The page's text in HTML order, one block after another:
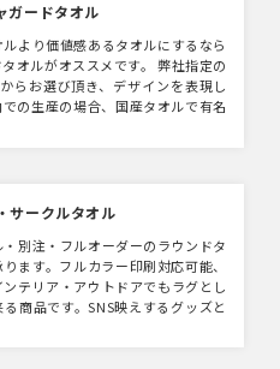
ガードタオル
より価値感あるタオルにするなら
オルがオススメです。 弊社指定の
らお選び頂き、デザインを表現し
の生産の場合、国産タオルで有名
サークルタオル
別注・フルオーダーのラウンドタ
ます。フルカラー印刷対応可能、
テリア・アウトドアでもラグとし
商品です。SNS映えするグッズと